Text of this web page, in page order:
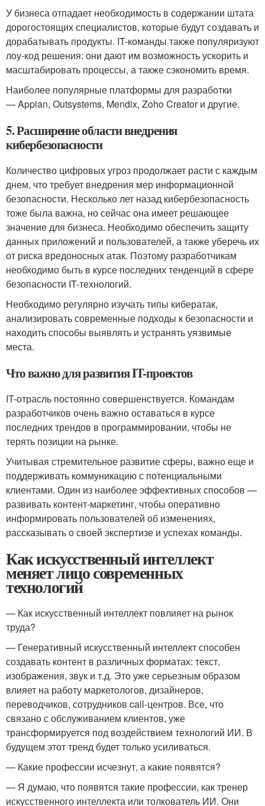
У бизнеса отпадает необходимость в содержании штата
дорогостоящих специалистов, которые будут создавать и
дорабатывать продукты. IT-команды также популяризуют
лоу-код решения: они дают им возможность ускорить и
масштабировать процессы, а также сэкономить время.
Наиболее популярные платформы для разработки
— Appian, Outsystems, Mendix, Zoho Creator и другие.
5. Расширение области внедрения
кибербезопасности
Количество цифровых угроз продолжает расти с каждым
днем, что требует внедрения мер информационной
безопасности. Несколько лет назад кибербезопасность
тоже была важна, но сейчас она имеет решающее
значение для бизнеса. Необходимо обеспечить защиту
данных приложений и пользователей, а также уберечь их
от риска вредоносных атак. Поэтому разработчикам
необходимо быть в курсе последних тенденций в сфере
безопасности IT-технологий.
Необходимо регулярно изучать типы кибератак,
анализировать современные подходы к безопасности и
находить способы выявлять и устранять уязвимые
места.
Что важно для развития IT-проектов
IT-отрасль постоянно совершенствуется. Командам
разработчиков очень важно оставаться в курсе
последних трендов в программировании, чтобы не
терять позиции на рынке.
Учитывая стремительное развитие сферы, важно еще и
поддерживать коммуникацию с потенциальными
клиентами. Один из наиболее эффективных способов —
развивать контент-маркетинг, чтобы оперативно
информировать пользователей об изменениях,
рассказывать о своей экспертизе и успехах команды.
Как искусственный интеллект
меняет лицо современных
технологий
— Как искусственный интеллект повлияет на рынок
труда?
— Генеративный искусственный интеллект способен
создавать контент в различных форматах: текст,
изображения, звук и т.д. Это уже серьезным образом
влияет на работу маркетологов, дизайнеров,
переводчиков, сотрудников call-центров. Все, что
связано с обслуживанием клиентов, уже
трансформируется под воздействием технологий ИИ. В
будущем этот тренд будет только усиливаться.
— Какие профессии исчезнут, а какие появятся?
— Я думаю, что появятся такие профессии, как тренер
искусственного интеллекта или толкователь ИИ. Они